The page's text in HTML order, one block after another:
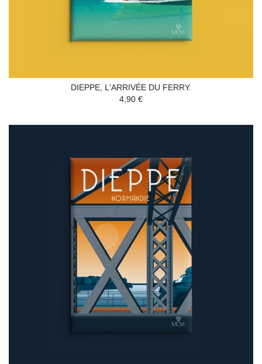
DIEPPE, L'ARRIVÉE DU FERRY.
4,90 €